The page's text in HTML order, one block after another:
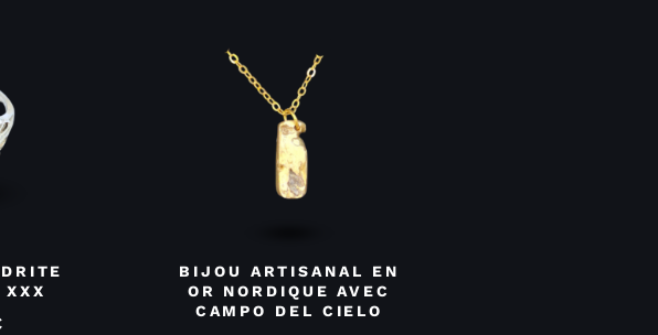
BIJOU ARTISANAL EN
OR NORDIQUE AVEC
CAMPO DEL CIELO